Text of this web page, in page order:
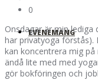
EVENEMANG
0
Onsdagar är min
har privatyoga förstås).
kan koncentrera mig
ändå lite med med
gör bokföringen och